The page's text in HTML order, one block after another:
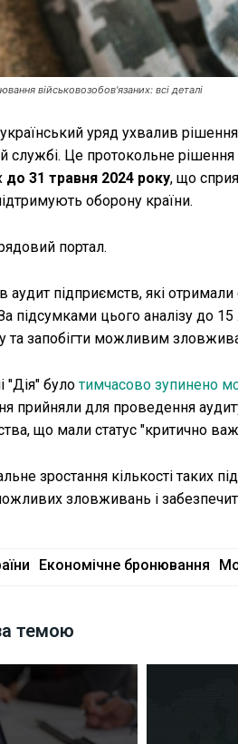
військовозобов'язаних: всі деталі
уряд ухвалив
службі. Це протокольне
до 31 травня 2024 року, що
оборону країни.
портал.
підприємств, які отримали
За підсумками цього аналізу до
та запобігти можливим
"Дія" булотимчасово зупинено
прийняли для проведення
що мали статус "критично
зростання кількості таких
зловживань і
Економічне бронювання
темою